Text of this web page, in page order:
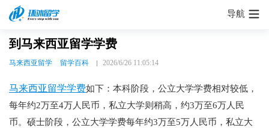
导航
到马来西亚留学学费
马来西亚留学 留学百科 2026/6/26 11:05:14
马来西亚留学学费如下：本科阶段，公立大学学费相对较低，
每年约2万至4万人民币，私立大学则稍高，约3万至6万人民
币。硕士阶段，公立大学学费每年约3万至5万人民币，私立大